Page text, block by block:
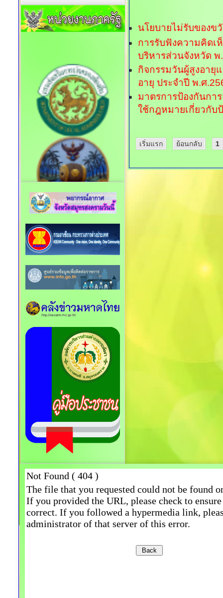
นโยบายไม่รับของข
การรับฟังความคิดเ
บริหารส่วนจังหวัด พ
กิจกรรมวันผู้สูงอายุ
อายุ ประจำปี พ.ศ
มาตรการป้องกันกา
ใช้กฎหมายเกี่ยวกั
เริ่มแรก ย้อนกลับ 1